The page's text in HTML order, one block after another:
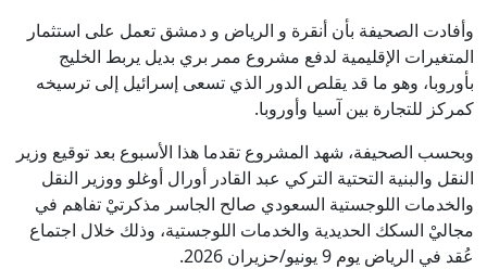
وأفادت الصحيفة بأن أنقرة و الرياض و دمشق تعمل على استثمار
المتغيرات الإقليمية لدفع مشروع ممر بري بديل يربط الخليج
بأوروبا، وهو ما قد يقلص الدور الذي تسعى إسرائيل إلى ترسيخه
كمركز للتجارة بين آسيا وأوروبا.
وبحسب الصحيفة، شهد المشروع تقدما هذا الأسبوع بعد توقيع وزير
النقل والبنية التحتية التركي عبد القادر أورال أوغلو ووزير النقل
والخدمات اللوجستية السعودي صالح الجاسر مذكرتيْ تفاهم في
مجاليْ السكك الحديدية والخدمات اللوجستية، وذلك خلال اجتماع
عُقد في الرياض يوم 9 يونيو/حزيران 2026.